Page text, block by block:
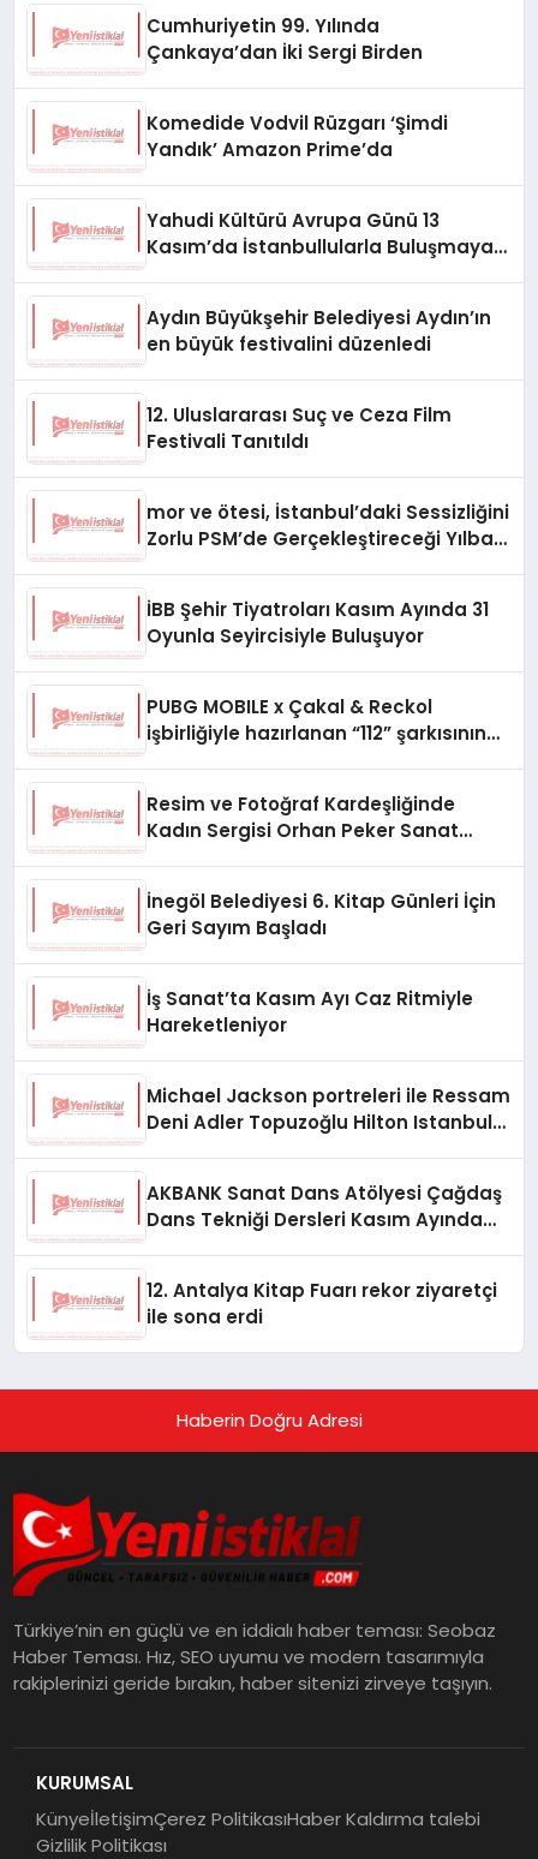
Cumhuriyetin 99. Yılında
Çankaya’dan İki Sergi Birden
Komedide Vodvil Rüzgarı ‘Şimdi
Yandık’ Amazon Prime’da
Yahudi Kültürü Avrupa Günü 13
Kasım’da İstanbullularla Buluşmaya
Aydın Büyükşehir Belediyesi Aydın’ın
en büyük festivalini düzenledi
12. Uluslararası Suç ve Ceza Film
Festivali Tanıtıldı
mor ve ötesi, İstanbul’daki Sessizliğini
Zorlu PSM’de Gerçekleştireceği Yılbaşı
İBB Şehir Tiyatroları Kasım Ayında 31
Oyunla Seyircisiyle Buluşuyor
PUBG MOBILE x Çakal & Reckol
işbirliğiyle hazırlanan “112” şarkısının
Resim ve Fotoğraf Kardeşliğinde
Kadın Sergisi Orhan Peker Sanat
İnegöl Belediyesi 6. Kitap Günleri İçin
Geri Sayım Başladı
İş Sanat’ta Kasım Ayı Caz Ritmiyle
Hareketleniyor
Michael Jackson portreleri ile Ressam
Deni Adler Topuzoğlu Hilton Istanbul
AKBANK Sanat Dans Atölyesi Çağdaş
Dans Tekniği Dersleri Kasım Ayında
12. Antalya Kitap Fuarı rekor ziyaretçi
ile sona erdi
Haberin Doğru Adresi
Türkiye’nin en güçlü ve en iddialı haber teması: Seobaz
Haber Teması. Hız, SEO uyumu ve modern tasarımıyla
rakiplerinizi geride bırakın, haber sitenizi zirveye taşıyın.
KURUMSAL
KünyeİletişimÇerez PolitikasıHaber Kaldırma talebi
Gizlilik Politikası